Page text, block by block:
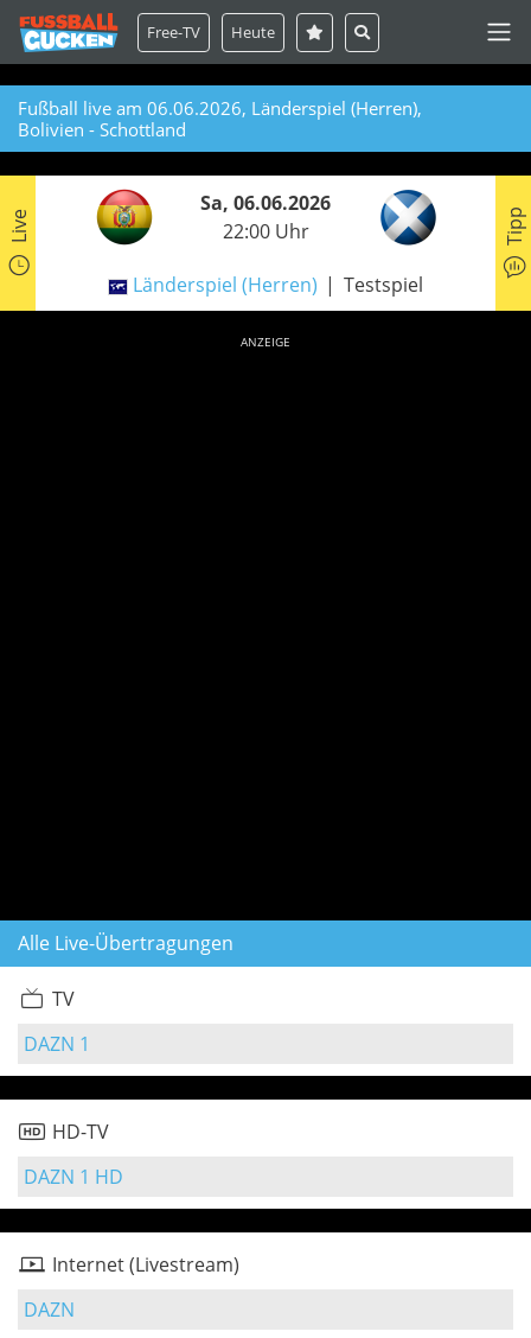
Free-TV Heute
Fußball live am 06.06.2026, Länderspiel (Herren),
Bolivien - Schottland
Live
Sa, 06.06.2026
22:00 Uhr
Länderspiel (Herren) Testspiel
Tipp
ANZEIGE
Alle Live-Übertragungen
TV
DAZN 1
HD-TV
DAZN 1 HD
Internet (Livestream)
DAZN